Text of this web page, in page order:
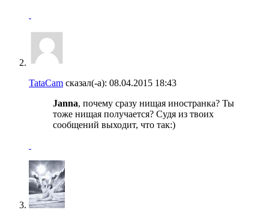
TataCam сказал(-а): 08.04.2015 18:43
Janna, почему сразу нищая иностранка? Ты
тоже нищая получается? Судя из твоих
сообщений выходит, что так:)